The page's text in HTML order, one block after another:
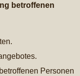
betroffenen
Personen